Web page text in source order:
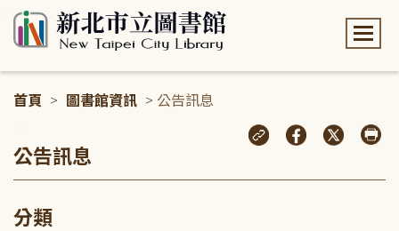
首頁 > 圖書館資訊 > 公告訊息
公告訊息
分類